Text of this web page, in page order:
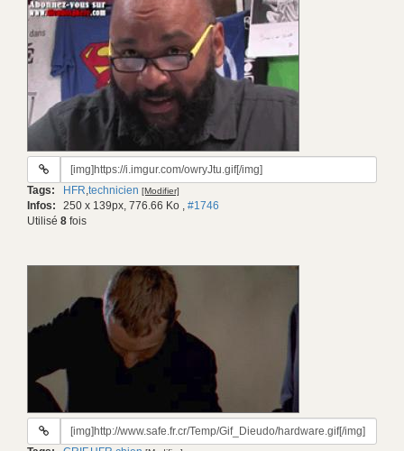
URL
gif:
Tags: HFR,technicien [Modifier]
Infos: 250 x 139px, 776.66 Ko , #1746
Utilisé 8 fois
URL